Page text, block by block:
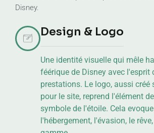
Disney.
Design & Logo
Une identité visuelle qui mêle
féérique de Disney avec
prestations. Le logo, aussi créé
pour le site, reprend l'élément
symbole de l'étoile. Cela
l'hébergement, l'évasion, le